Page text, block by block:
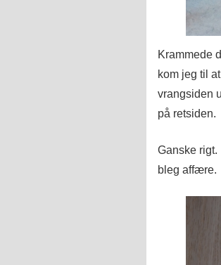
Krammede
kom jeg til
vrangsiden
på retsiden.
Ganske
bleg affære.